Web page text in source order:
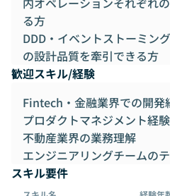
る方
DDD・イベントストーミン
の設計品質を牽引できる方
歓迎スキル/経験
Fintech・金融業界での開発
プロダクトマネジメント経験
不動産業界の業務理解
エンジニアリングチームの
スキル要件